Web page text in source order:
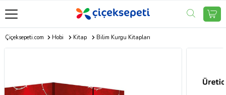
Çiçeksepeti.com Hobi Kitap Bilim Kurgu Kitapları